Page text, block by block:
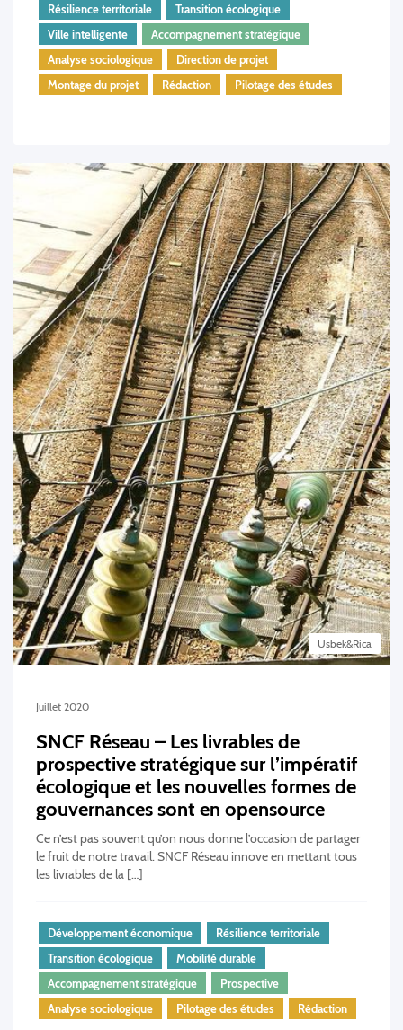
Résilience territoriale
Transition écologique
Ville intelligente
Accompagnement stratégique
Analyse sociologique
Direction de projet
Montage du projet
Rédaction Pilotage des études
Usbek&Rica
Juillet 2020
SNCF Réseau – Les livrables de
prospective stratégique sur l’impératif
écologique et les nouvelles formes de
gouvernances sont en opensource
Ce n’est pas souvent qu’on nous donne l’occasion de partager
le fruit de notre travail. SNCF Réseau innove en mettant tous
les livrables de la […]
Développement économique
Résilience territoriale
Transition écologique
Mobilité durable
Accompagnement stratégique
Prospective
Analyse sociologique
Pilotage des études Rédaction